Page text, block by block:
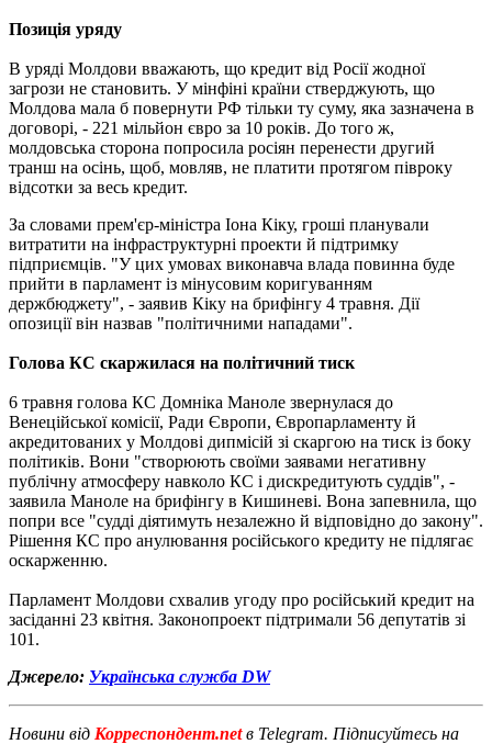
Позиція уряду
В уряді Молдови вважають, що кредит від Росії жодної
загрози не становить. У мінфіні країни стверджують, що
Молдова мала б повернути РФ тільки ту суму, яка зазначена в
договорі, - 221 мільйон євро за 10 років. До того ж,
молдовська сторона попросила росіян перенести другий
транш на осінь, щоб, мовляв, не платити протягом півроку
відсотки за весь кредит.
За словами прем'єр-міністра Іона Кіку, гроші планували
витратити на інфраструктурні проекти й підтримку
підприємців. "У цих умовах виконавча влада повинна буде
прийти в парламент із мінусовим коригуванням
держбюджету", - заявив Кіку на брифінгу 4 травня. Дії
опозиції він назвав "політичними нападами".
Голова КС скаржилася на політичний тиск
6 травня голова КС Домніка Маноле звернулася до
Венеційської комісії, Ради Європи, Європарламенту й
акредитованих у Молдові дипмісій зі скаргою на тиск із боку
політиків. Вони "створюють своїми заявами негативну
публічну атмосферу навколо КС і дискредитують суддів", -
заявила Маноле на брифінгу в Кишиневі. Вона запевнила, що
попри все "судді діятимуть незалежно й відповідно до закону".
Рішення КС про анулювання російського кредиту не підлягає
оскарженню.
Парламент Молдови схвалив угоду про російський кредит на
засіданні 23 квітня. Законопроект підтримали 56 депутатів зі
101.
Джерело: Українська служба DW
Новини від Корреспондент.netв Telegram. Підписуйтесь на